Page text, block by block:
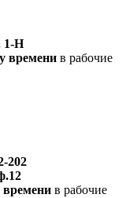
1-Н
времени в рабочие
202
времени в рабочие